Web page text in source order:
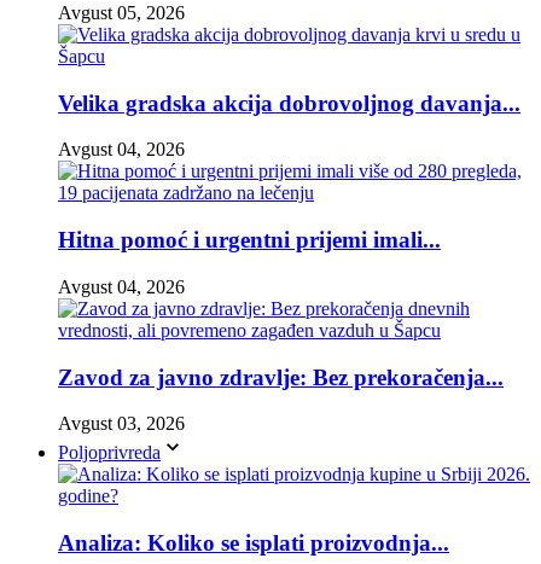
Avgust 05, 2026
Velika gradska akcija dobrovoljnog davanja...
Avgust 04, 2026
Hitna pomoć i urgentni prijemi imali...
Avgust 04, 2026
Zavod za javno zdravlje: Bez prekoračenja...
Avgust 03, 2026
Poljoprivreda
Analiza: Koliko se isplati proizvodnja...